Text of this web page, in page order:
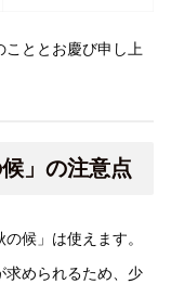
ととお慶び申し上
」の注意点
候」は使えます。
求められるため、少